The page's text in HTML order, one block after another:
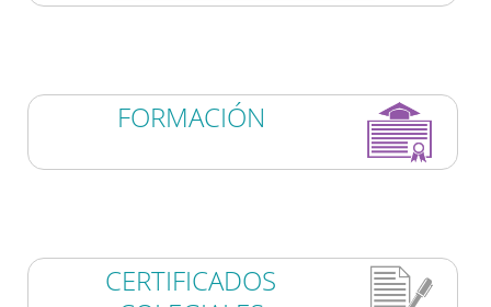
FORMACIÓN
CERTIFICADOS